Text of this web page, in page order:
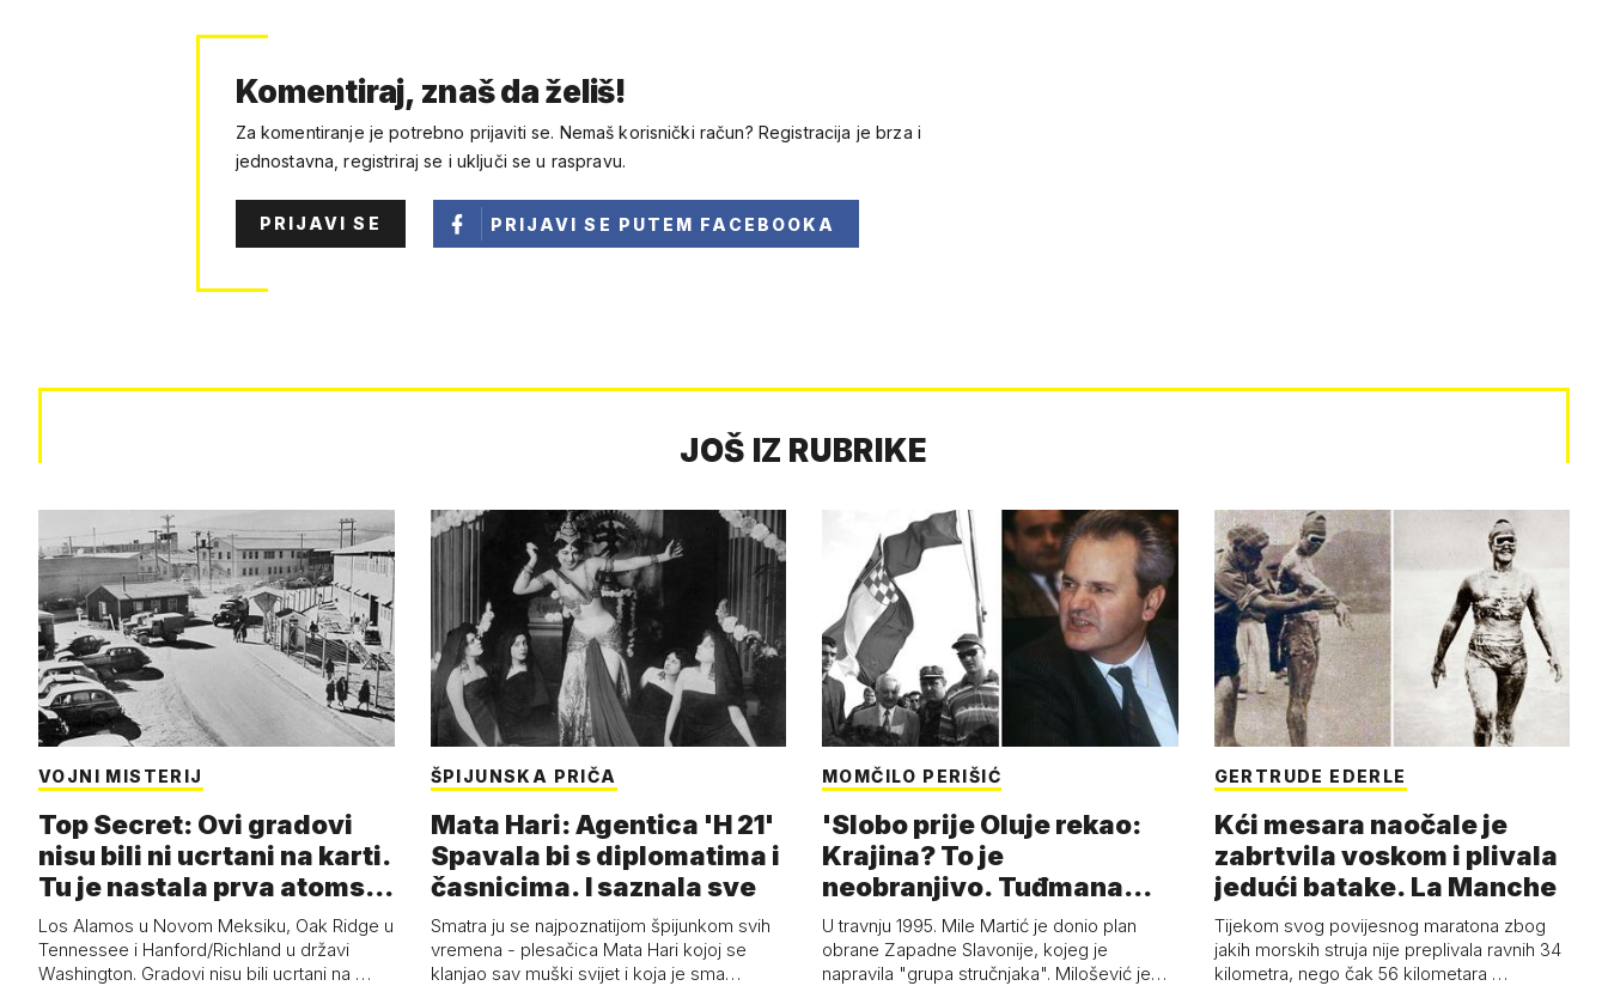
Komentiraj, znaš da želiš!
Za komentiranje je potrebno prijaviti se. Nemaš korisnički račun? Registracija je brza i
jednostavna, registriraj se i uključi se u raspravu.
PRIJAVI SE PRIJAVI SE PUTEM FACEBOOKA
JOŠ IZ RUBRIKE
VOJNI MISTERIJ
Top Secret: Ovi gradovi
nisu bili ni ucrtani na karti.
Tu je nastala prva atoms…
Los Alamos u Novom Meksiku, Oak Ridge u
Tennessee i Hanford/Richland u državi
Washington. Gradovi nisu bili ucrtani na …
ŠPIJUNSKA PRIČA
Mata Hari: Agentica 'H 21'
Spavala bi s diplomatima i
časnicima. I saznala sve
Smatra ju se najpoznatijom špijunkom svih
vremena - plesačica Mata Hari kojoj se
klanjao sav muški svijet i koja je sma…
MOMČILO PERIŠIĆ
'Slobo prije Oluje rekao:
Krajina? To je
neobranjivo. Tuđmana
zvao Krivousti'
U travnju 1995. Mile Martić je donio plan
obrane Zapadne Slavonije, kojeg je
napravila "grupa stručnjaka". Milošević je…
GERTRUDE EDERLE
Kći mesara naočale je
zabrtvila voskom i plivala
jedući batake. La Manche
Tijekom svog povijesnog maratona zbog
jakih morskih struja nije preplivala ravnih 34
kilometra, nego čak 56 kilometara …